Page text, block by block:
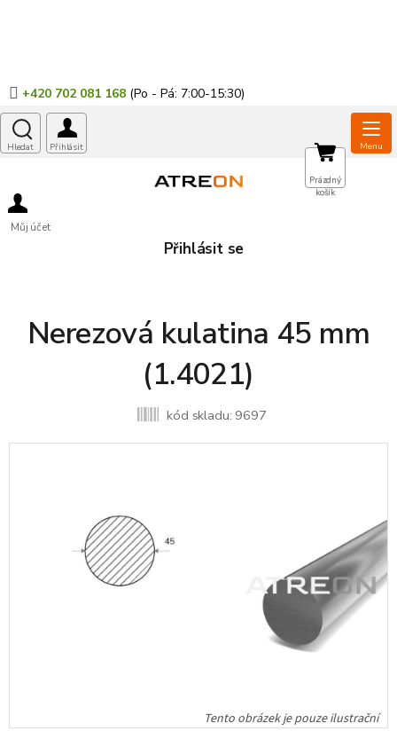
+420 702 081 168
Můj účet
Přihlásit se
NÁKUPNÍ
KOŠÍK
Prázdný
košík
Nerezová kulatina 45 mm
(1.4021)
kód skladu: 9697